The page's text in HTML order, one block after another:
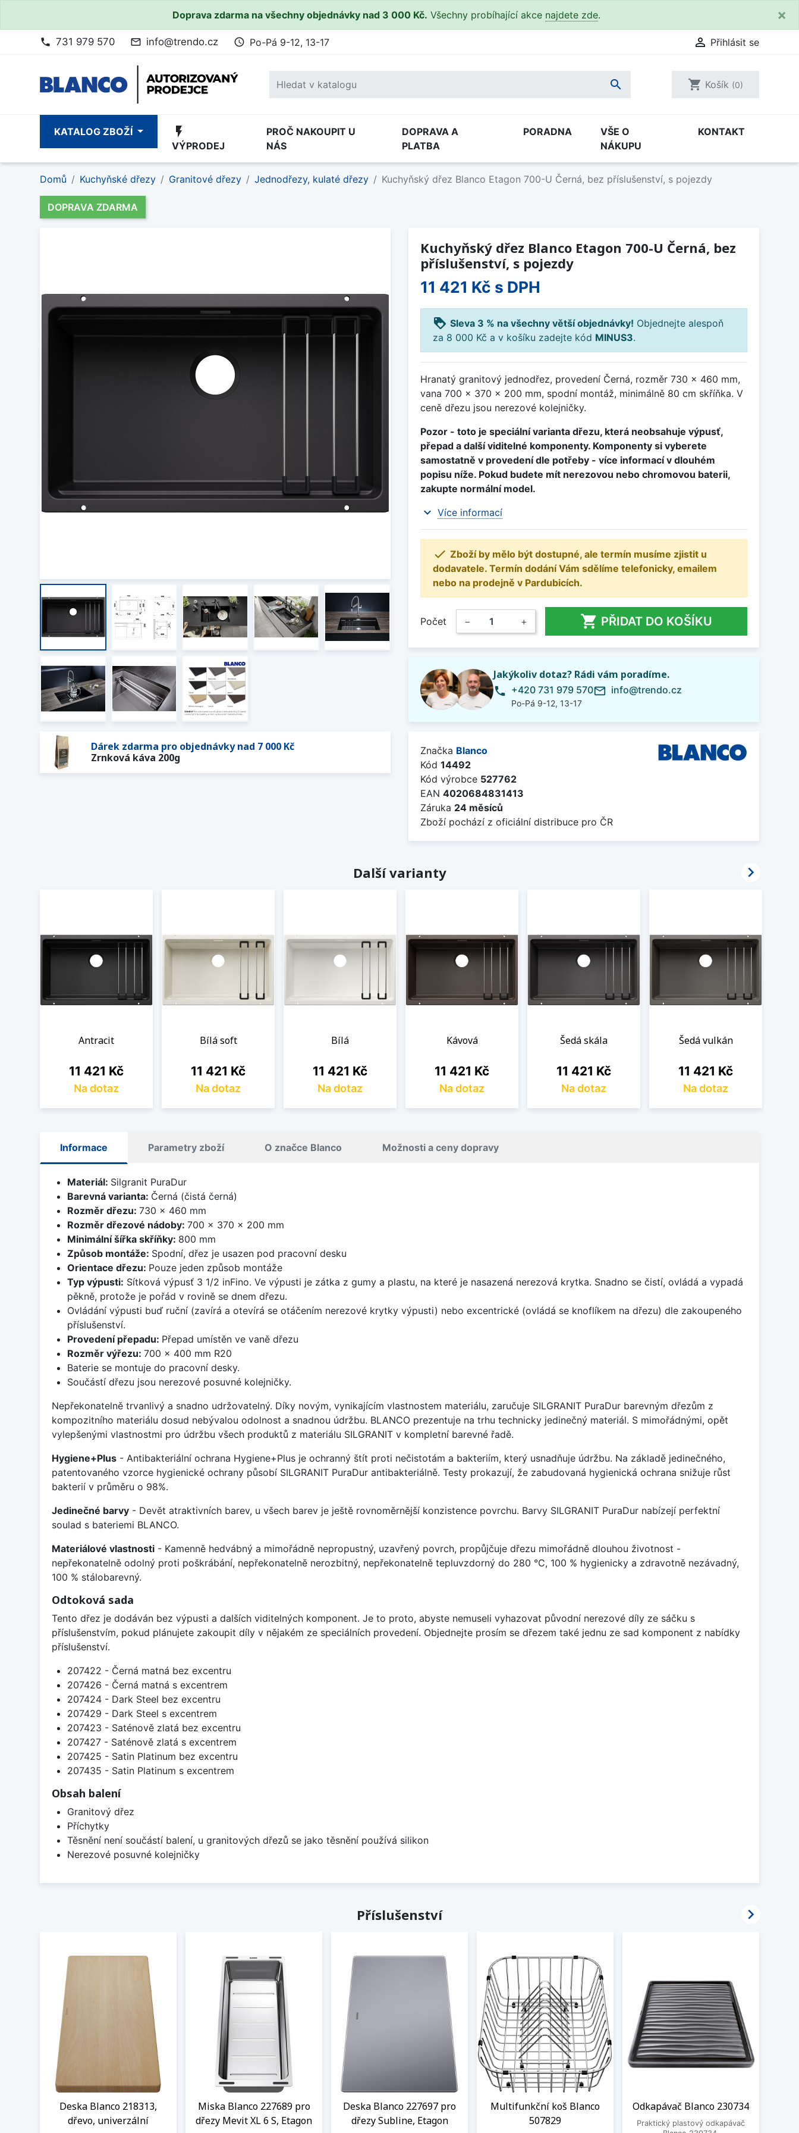
Doprava zdarma na všechny objednávky nad 3 000 Kč. Všechny probíhající akce najdete zde. ×
phone 731 979 570 mail_outline info@trendo.cz access_time Po-Pá 9-12, 13-17  Přihlásit se
 shopping_cart Košík (0)
KATALOG ZBOŽÍ flash_on
VÝPRODEJ
PROČ NAKOUPIT U
NÁS
DOPRAVA A
PLATBA
PORADNA
VŠE O
NÁKUPU
KONTAKT
Domů Kuchyňské dřezy Granitové dřezy Jednodřezy, kulaté dřezy Kuchyňský dřez Blanco Etagon 700-U Černá, bez příslušenství, s pojezdy
DOPRAVA ZDARMA
Dárek zdarma pro objednávky nad 7 000 Kč
Zrnková káva 200g
Kuchyňský dřez Blanco Etagon 700-U Černá, bez
příslušenství, s pojezdy
11 421 Kč s DPH
loyalty Sleva 3 % na všechny větší objednávky! Objednejte alespoň
za 8 000 Kč a v košíku zadejte kód MINUS3.
Hranatý granitový jednodřez, provedení Černá, rozměr 730 x 460 mm,
vana 700 x 370 x 200 mm, spodní montáž, minimálně 80 cm skříňka. V
ceně dřezu jsou nerezové kolejničky.
Pozor - toto je speciální varianta dřezu, která neobsahuje výpusť,
přepad a další viditelné komponenty. Komponenty si vyberete
samostatně v provedení dle potřeby - více informací v dlouhém
popisu níže. Pokud budete mít nerezovou nebo chromovou baterii,
zakupte normální model.
expand_more Více informací
 Zboží by mělo být dostupné, ale termín musíme zjistit u
dodavatele. Termín dodání Vám sdělíme telefonicky, emailem
nebo na prodejně v Pardubicích.
Počet − +  PŘIDAT DO KOŠÍKU
Jakýkoliv dotaz? Rádi vám poradíme.
phone +420 731 979 570
Po-Pá 9-12, 13-17
mail_outline info@trendo.cz
Značka Blanco
Kód 14492
Kód výrobce 527762
EAN 4020684831413
Záruka 24 měsíců
Zboží pochází z oficiální distribuce pro ČR
Další varianty
Antracit
Cena
11 421 Kč
Na dotaz
Bílá soft
Cena
11 421 Kč
Na dotaz
Bílá
Cena
11 421 Kč
Na dotaz
Kávová
Cena
11 421 Kč
Na dotaz
Šedá skála
Cena
11 421 Kč
Na dotaz
Šedá vulkán
Cena
11 421 Kč
Na dotaz

Informace Parametry zboží O značce Blanco Možnosti a ceny dopravy
Materiál: Silgranit PuraDur
Barevná varianta: Černá (čistá černá)
Rozměr dřezu: 730 x 460 mm
Rozměr dřezové nádoby: 700 x 370 x 200 mm
Minimální šířka skříňky: 800 mm
Způsob montáže: Spodní, dřez je usazen pod pracovní desku
Orientace dřezu: Pouze jeden způsob montáže
Typ výpusti: Sítková výpusť 3 1/2 inFino. Ve výpusti je zátka z gumy a plastu, na které je nasazená nerezová krytka. Snadno se čistí, ovládá a vypadá
pěkně, protože je pořád v rovině se dnem dřezu.
Ovládání výpusti buď ruční (zavírá a otevírá se otáčením nerezové krytky výpusti) nebo excentrické (ovládá se knoflíkem na dřezu) dle zakoupeného
příslušenství.
Provedení přepadu: Přepad umístěn ve vaně dřezu
Rozměr výřezu: 700 x 400 mm R20
Baterie se montuje do pracovní desky.
Součástí dřezu jsou nerezové posuvné kolejničky.
Nepřekonatelně trvanlivý a snadno udržovatelný. Díky novým, vynikajícím vlastnostem materiálu, zaručuje SILGRANIT PuraDur barevným dřezům z
kompozitního materiálu dosud nebývalou odolnost a snadnou údržbu. BLANCO prezentuje na trhu technicky jedinečný materiál. S mimořádnými, opět
vylepšenými vlastnostmi pro údržbu všech produktů z materiálu SILGRANIT v kompletní barevné řadě.
Hygiene+Plus - Antibakteriální ochrana Hygiene+Plus je ochranný štít proti nečistotám a bakteriím, který usnadňuje údržbu. Na základě jedinečného,
patentovaného vzorce hygienické ochrany působí SILGRANIT PuraDur antibakteriálně. Testy prokazují, že zabudovaná hygienická ochrana snižuje růst
bakterií v průměru o 98%.
Jedinečné barvy - Devět atraktivních barev, u všech barev je ještě rovnoměrnější konzistence povrchu. Barvy SILGRANIT PuraDur nabízejí perfektní
soulad s bateriemi BLANCO.
Materiálové vlastnosti - Kamenně hedvábný a mimořádně nepropustný, uzavřený povrch, propůjčuje dřezu mimořádně dlouhou životnost -
nepřekonatelně odolný proti poškrábání, nepřekonatelně nerozbitný, nepřekonatelně tepluvzdorný do 280 °C, 100 % hygienicky a zdravotně nezávadný,
100 % stálobarevný.
Odtoková sada
Tento dřez je dodáván bez výpusti a dalších viditelných komponent. Je to proto, abyste nemuseli vyhazovat původní nerezové díly ze sáčku s
příslušenstvím, pokud plánujete zakoupit díly v nějakém ze speciálních provedení. Objednejte prosím se dřezem také jednu ze sad komponent z nabídky
příslušenství.
207422 - Černá matná bez excentru
207426 - Černá matná s excentrem
207424 - Dark Steel bez excentru
207429 - Dark Steel s excentrem
207423 - Saténově zlatá bez excentru
207427 - Saténově zlatá s excentrem
207425 - Satin Platinum bez excentru
207435 - Satin Platinum s excentrem
Obsah balení
Granitový dřez
Příchytky
Těsnění není součástí balení, u granitových dřezů se jako těsnění používá silikon
Nerezové posuvné kolejničky
Příslušenství
Deska Blanco 218313,
dřevo, univerzální
Miska Blanco 227689 pro
dřezy Mevit XL 6 S, Etagon
Deska Blanco 227697 pro
dřezy Subline, Etagon
Multifunkční koš Blanco
507829
Odkapávač Blanco 230734
Praktický plastový odkapávač
